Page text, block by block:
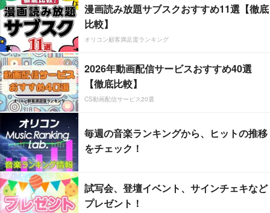
漫画読み放題サブスクおすすめ11選【徹底
比較】
オリコン顧客満足度ランキング
2026年動画配信サービスおすすめ40選
【徹底比較】
CS動画配信サービス20選
毎週の音楽ランキングから、ヒットの推移
をチェック！
試写会、登壇イベント、サインチェキなど
プレゼント！